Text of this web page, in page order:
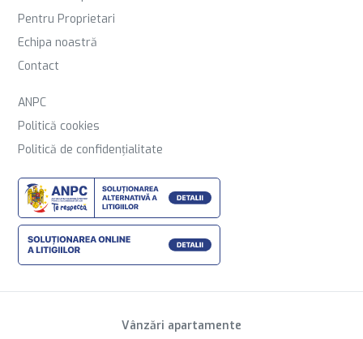
Pentru Proprietari
Echipa noastră
Contact
ANPC
Politică cookies
Politică de confidențialitate
Vânzări apartamente